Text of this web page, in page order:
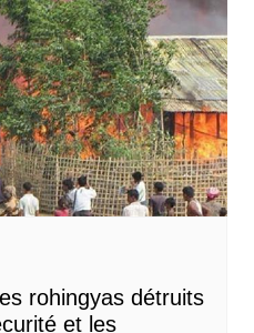
rohingyas détruits
et les